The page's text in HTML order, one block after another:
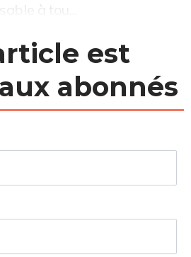
à tou...
est
abonnés